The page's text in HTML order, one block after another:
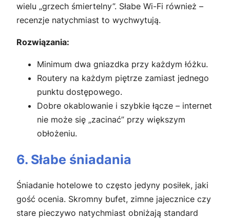
wielu „grzech śmiertelny”. Słabe Wi-Fi również –
recenzje natychmiast to wychwytują.
Rozwiązania:
Minimum dwa gniazdka przy każdym łóżku.
Routery na każdym piętrze zamiast jednego
punktu dostępowego.
Dobre okablowanie i szybkie łącze – internet
nie może się „zacinać” przy większym
obłożeniu.
6. Słabe śniadania
Śniadanie hotelowe to często jedyny posiłek, jaki
gość ocenia. Skromny bufet, zimne jajecznice czy
stare pieczywo natychmiast obniżają standard